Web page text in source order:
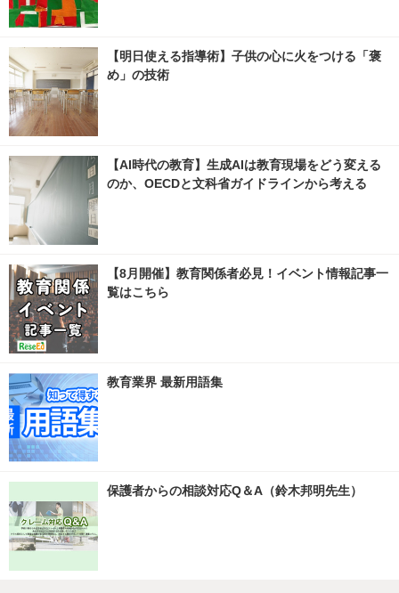
【明日使える指導術】子供の心に火をつける「褒
め」の技術
【AI時代の教育】生成AIは教育現場をどう変える
のか、OECDと文科省ガイドラインから考える
【8月開催】教育関係者必見！イベント情報記事一
覧はこちら
教育業界 最新用語集
保護者からの相談対応Q＆A（鈴木邦明先生）